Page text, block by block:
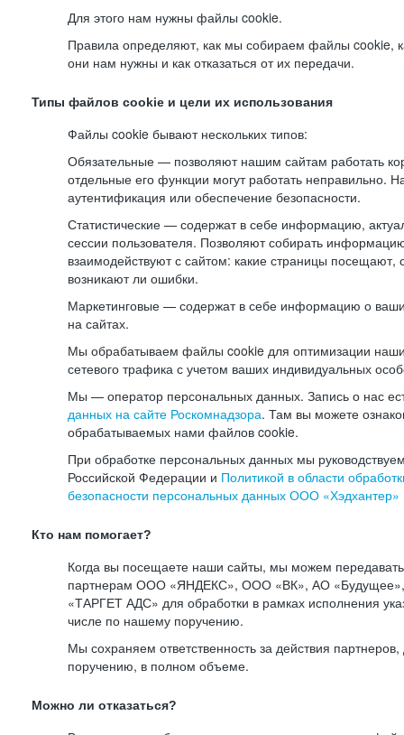
Для этого нам нужны файлы cookie.
Правила определяют, как мы собираем файлы cookie,
они нам нужны и как отказаться от их передачи.
Типы файлов cookie и цели их использования
Файлы cookie бывают нескольких типов:
Обязательные — позволяют нашим сайтам работать
отдельные его функции могут работать неправильно.
аутентификация или обеспечение безопасности.
Статистические — содержат в себе информацию,
сессии пользователя. Позволяют собирать
взаимодействуют с сайтом: какие страницы посещают,
возникают ли ошибки.
Маркетинговые — содержат в себе информацию о
на сайтах.
Мы обрабатываем файлы cookie для оптимизации
сетевого трафика с учетом ваших индивидуальных
Мы — оператор персональных данных. Запись о нас
данных на сайте Роскомнадзора. Там вы можете
обрабатываемых нами файлов cookie.
При обработке персональных данных мы
Российской Федерации и Политикой в области
безопасности персональных данных ООО «Хэдхантер»
Кто нам помогает?
Когда вы посещаете наши сайты, мы можем
партнерам ООО «ЯНДЕКС», ООО «ВК», АО
«ТАРГЕТ АДС» для обработки в рамках исполнения
числе по нашему поручению.
Мы сохраняем ответственность за действия
поручению, в полном объеме.
Можно ли отказаться?